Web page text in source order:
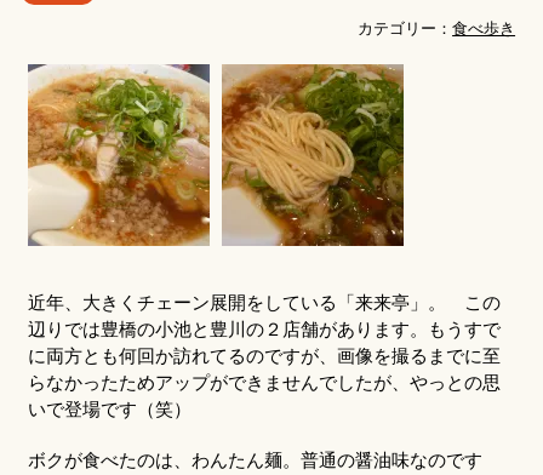
カテゴリー：食べ歩き
近年、大きくチェーン展開をしている「来来亭」。 この
辺りでは豊橋の小池と豊川の２店舗があります。もうすで
に両方とも何回か訪れてるのですが、画像を撮るまでに至
らなかったためアップができませんでしたが、やっとの思
いで登場です（笑）
ボクが食べたのは、わんたん麺。普通の醤油味なのです